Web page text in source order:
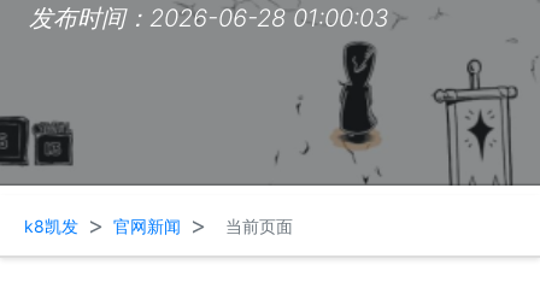
发布时间：2026-06-28 01:00:03
k8凯发 > 官网新闻 > 当前页面